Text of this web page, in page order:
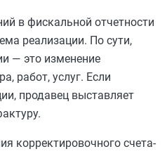
в фискальной отчетности
реализации. По сути,
— это изменение
работ, услуг. Если
продавец выставляет
корректировочного счета-